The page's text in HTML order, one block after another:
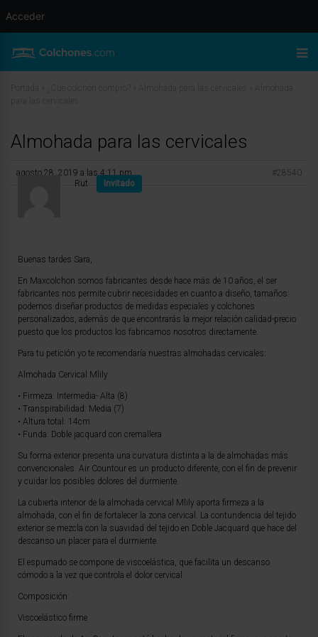
Almohada para las cervicales
agosto 28, 2019 a las 4:11 pm
#28540
Rut
Invitado
Buenas tardes Sara,
En Maxcolchon somos fabricantes desde hace más de 10 años, el ser
fabricantes nos permite cubrir necesidades en cuanto a diseño, tamaños:
podemos diseñar productos de medidas especiales y colchones
personalizados, además de que encontrarás la mejor relación calidad-precio
puesto que los productos los fabricamos nosotros directamente.
Para tu petición yo te recomendaría nuestras almohadas cervicales:
Almohada Cervical Mlily
• Firmeza: Intermedia- Alta (8)
• Transpirabilidad: Media (7)
• Altura total: 14cm
• Funda: Doble jacquard con cremallera
Su forma exterior presenta una curvatura distinta a la de almohadas más
convencionales. Air Countour es un producto diferente, con el fin de prevenir
y cuidar los posibles dolores del durmiente.
La cubierta interior de la almohada cervical Mlily aporta firmeza a la
almohada, con el fin de fortalecer la zona cervical. La contundencia del tejido
exterior se mezcla con la suavidad del tejido en Doble Jacquard que hace del
descanso un placer para el durmiente.
El espumado se compone de viscoelástica, que facilita un descanso
cómodo a la vez que controla el dolor cervical.
Composición:
Viscoelástico firme
Acceder